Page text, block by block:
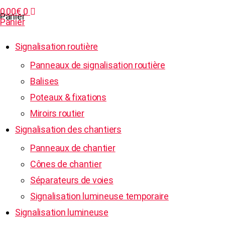
Panier
0,00€ 0
Panier
Signalisation routière
Panneaux de signalisation routière
Balises
Poteaux & fixations
Miroirs routier
Signalisation des chantiers
Panneaux de chantier
Cônes de chantier
Séparateurs de voies
Signalisation lumineuse temporaire
Signalisation lumineuse